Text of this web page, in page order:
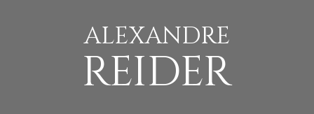
ALEXANDRE
REIDER